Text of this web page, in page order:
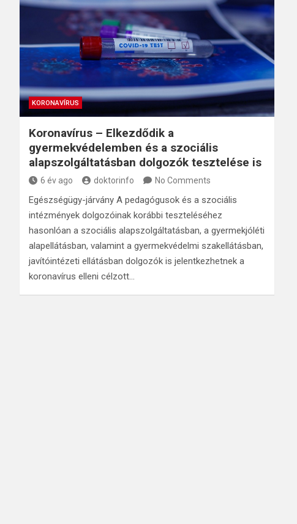
KORONAVÍRUS
Koronavírus – Elkezdődik a
gyermekvédelemben és a szociális
alapszolgáltatásban dolgozók tesztelése is
6 év ago doktorinfo No Comments
Egészségügy-járvány A pedagógusok és a szociális
intézmények dolgozóinak korábbi teszteléséhez
hasonlóan a szociális alapszolgáltatásban, a gyermekjóléti
alapellátásban, valamint a gyermekvédelmi szakellátásban,
javítóintézeti ellátásban dolgozók is jelentkezhetnek a
koronavírus elleni célzott…